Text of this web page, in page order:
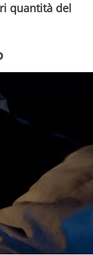
quantità del